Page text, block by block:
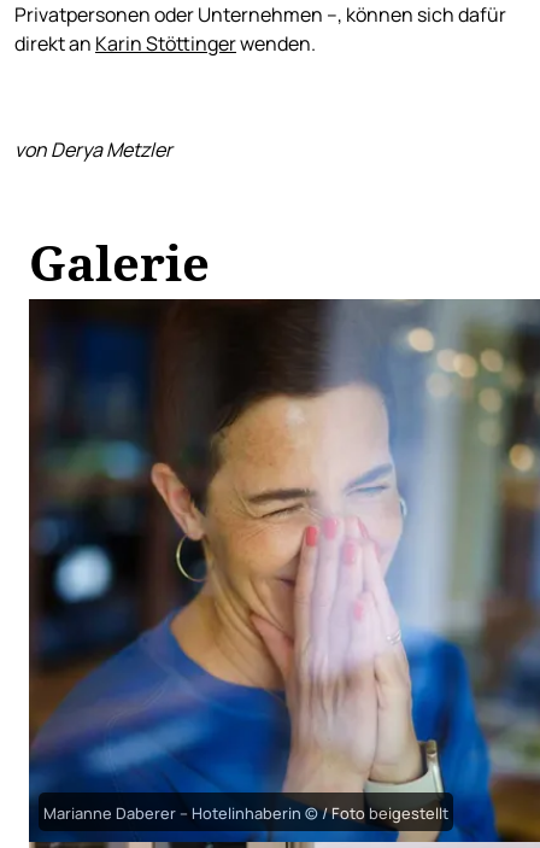
Privatpersonen oder Unternehmen –, können sich dafür
direkt an Karin Stöttingerwenden.
von Derya Metzler
Galerie
Marianne Daberer – Hotelin­haberin © / Foto beigestellt